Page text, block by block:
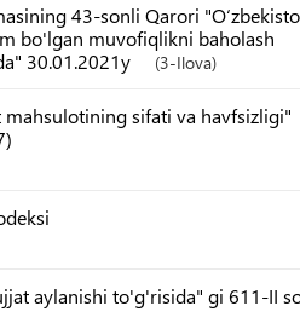
43-sonli Qarori
bo'lgan muvofiqlikni baholash
30.01.2021y
(3-Ilova)
sifati va havfsizligi"
aylanishi to'g'risida" gi 611-II